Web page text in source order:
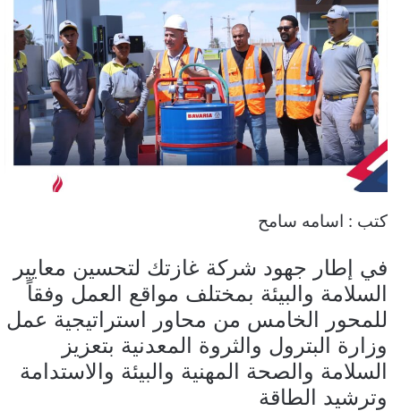
كتب : اسامه سامح
في إطار جهود شركة غازتك لتحسين معايير
السلامة والبيئة بمختلف مواقع العمل وفقاً
للمحور الخامس من محاور استراتيجية عمل
وزارة البترول والثروة المعدنية بتعزيز
السلامة والصحة المهنية والبيئة والاستدامة
وترشيد الطاقة